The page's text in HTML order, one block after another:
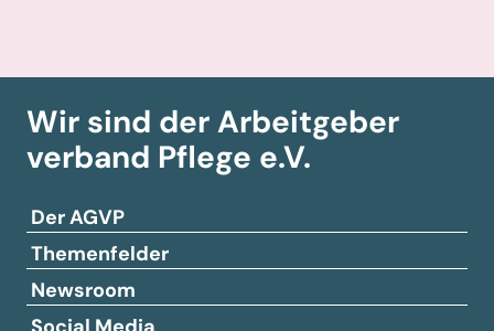
Wir sind der Arbeitgeber­
verband Pflege e.V.
Der AGVP
Themenfelder
Newsroom